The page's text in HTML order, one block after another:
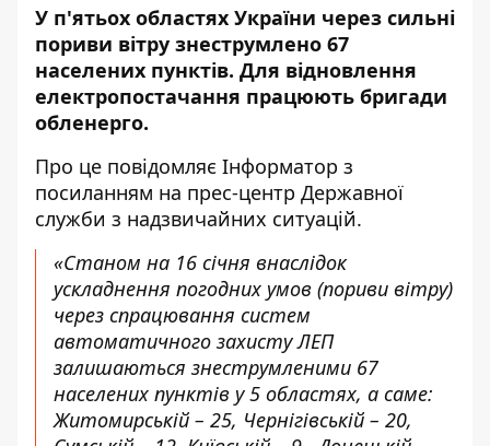
У п'ятьох областях України через сильні
пориви вітру знеструмлено 67
населених пунктів. Для відновлення
електропостачання працюють бригади
обленерго.
Про це повідомляє Інформатор з
посиланням на прес-центр Державної
служби з надзвичайних ситуацій.
«Станом на 16 січня внаслідок
ускладнення погодних умов (пориви вітру)
через спрацювання систем
автоматичного захисту ЛЕП
залишаються знеструмленими 67
населених пунктів у 5 областях, а саме:
Житомирській – 25, Чернігівській – 20,